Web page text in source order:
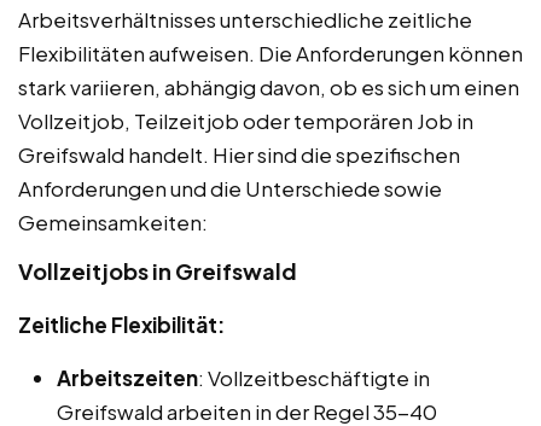
Arbeitsverhältnisses unterschiedliche zeitliche
Flexibilitäten aufweisen. Die Anforderungen können
stark variieren, abhängig davon, ob es sich um einen
Vollzeitjob, Teilzeitjob oder temporären Job in
Greifswald handelt. Hier sind die spezifischen
Anforderungen und die Unterschiede sowie
Gemeinsamkeiten:
Vollzeitjobs in Greifswald
Zeitliche Flexibilität:
Arbeitszeiten: Vollzeitbeschäftigte in
Greifswald arbeiten in der Regel 35-40